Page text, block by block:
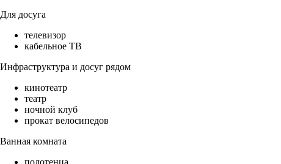
Для досуга
телевизор
кабельное ТВ
Инфраструктура и досуг рядом
кинотеатр
театр
ночной клуб
прокат велосипедов
Ванная комната
полотенца